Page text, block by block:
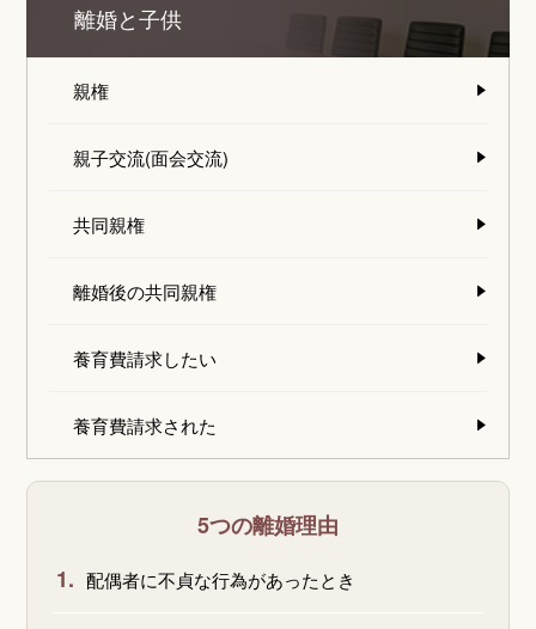
離婚と子供
親権
親子交流(面会交流)
共同親権
離婚後の共同親権
養育費請求したい
養育費請求された
5つの離婚理由
1. 配偶者に不貞な行為があったとき